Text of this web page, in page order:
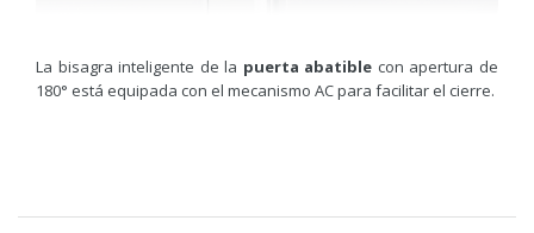
La bisagra inteligente de la puerta abatible con apertura de
180° está equipada con el mecanismo AC para facilitar el cierre.